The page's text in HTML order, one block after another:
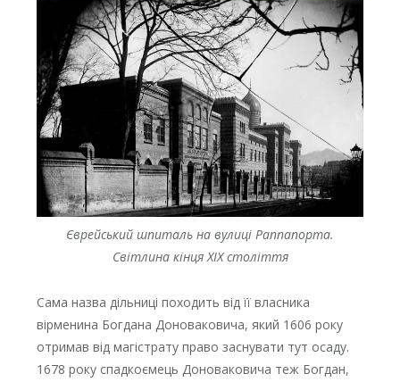
Єврейський шпиталь на вулиці Раппапорта.
Світлина кінця XIX століття
Сама назва дільниці походить від її власника
вірменина Богдана Доноваковича, який 1606 року
отримав від магістрату право заснувати тут осаду.
1678 року спадкоємець Доноваковича теж Богдан,